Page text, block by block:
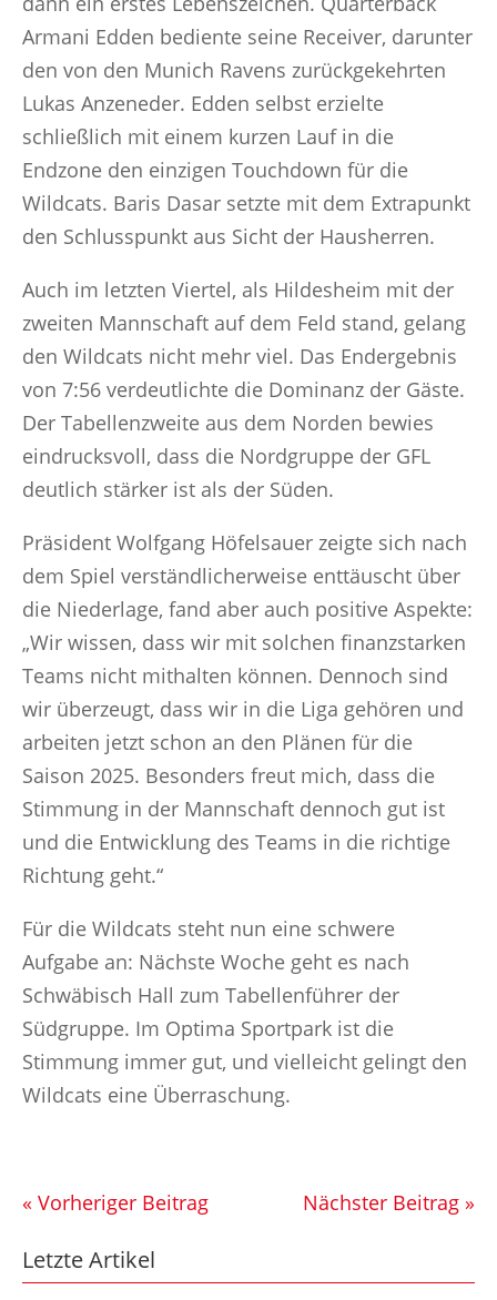
Armani Edden bediente seine Receiver, darunter
den von den Munich Ravens zurückgekehrten
Lukas Anzeneder. Edden selbst erzielte
schließlich mit einem kurzen Lauf in die
Endzone den einzigen Touchdown für die
Wildcats. Baris Dasar setzte mit dem Extrapunkt
den Schlusspunkt aus Sicht der Hausherren.
Auch im letzten Viertel, als Hildesheim mit der
zweiten Mannschaft auf dem Feld stand, gelang
den Wildcats nicht mehr viel. Das Endergebnis
von 7:56 verdeutlichte die Dominanz der Gäste.
Der Tabellenzweite aus dem Norden bewies
eindrucksvoll, dass die Nordgruppe der GFL
deutlich stärker ist als der Süden.
Präsident Wolfgang Höfelsauer zeigte sich nach
dem Spiel verständlicherweise enttäuscht über
die Niederlage, fand aber auch positive Aspekte:
„Wir wissen, dass wir mit solchen finanzstarken
Teams nicht mithalten können. Dennoch sind
wir überzeugt, dass wir in die Liga gehören und
arbeiten jetzt schon an den Plänen für die
Saison 2025. Besonders freut mich, dass die
Stimmung in der Mannschaft dennoch gut ist
und die Entwicklung des Teams in die richtige
Richtung geht.“
Für die Wildcats steht nun eine schwere
Aufgabe an: Nächste Woche geht es nach
Schwäbisch Hall zum Tabellenführer der
Südgruppe. Im Optima Sportpark ist die
Stimmung immer gut, und vielleicht gelingt den
Wildcats eine Überraschung.
« Vorheriger Beitrag Nächster Beitrag »
Letzte Artikel